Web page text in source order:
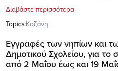
Διαβάστε περισσότερα
Topics:Κοζάνη
Εγγραφές των νηπίων και
Δημοτικού Σχολείου, για το
από 2 Μαΐου έως και 19